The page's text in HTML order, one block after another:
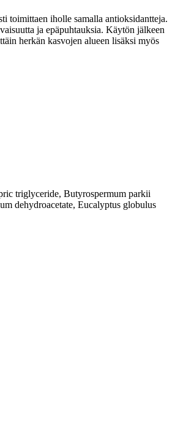
toimittaen iholle samalla antioksidantteja.
ja epäpuhtauksia. Käytön jälkeen
herkän kasvojen alueen lisäksi myös
triglyceride, Butyrospermum parkii
dehydroacetate, Eucalyptus globulus